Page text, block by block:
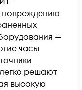
повреждению
—
часы
решают
высокую